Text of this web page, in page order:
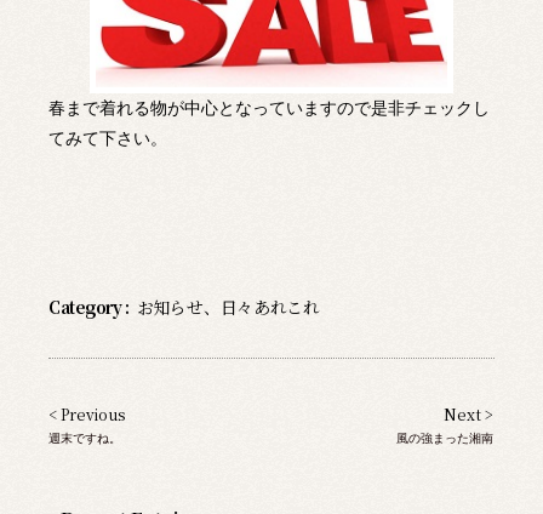
春まで着れる物が中心となっていますので是非チェックし
てみて下さい。
Category : お知らせ、 日々あれこれ
< Previous
週末ですね。
Next >
風の強まった湘南